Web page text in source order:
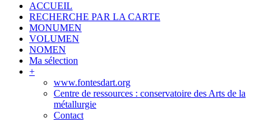
ACCUEIL
RECHERCHE PAR LA CARTE
MONUMEN
VOLUMEN
NOMEN
Ma sélection
+
www.fontesdart.org
Centre de ressources : conservatoire des Arts de la
métallurgie
Contact